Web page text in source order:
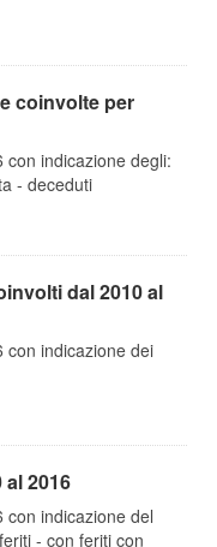
coinvolte per
indicazione degli:
- deceduti
dal 2010 al
con indicazione dei
2016
con indicazione del
- con feriti con